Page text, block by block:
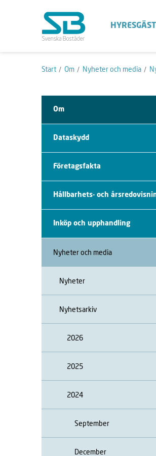
HYRESGÄST
Start Om Nyheter och media
Om
Dataskydd
Företagsfakta
Hållbarhets- och
Inköp och upphandling
Nyheter och media
Nyheter
Nyhetsarkiv
2026
2025
2024
September
December